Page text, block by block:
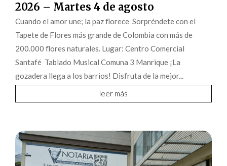
2026 – Martes 4 de agosto
Cuando el amor une; la paz florece Sorpréndete con el
Tapete de Flores más grande de Colombia con más de
200.000 flores naturales. Lugar: Centro Comercial
Santafé Tablado Musical Comuna 3 Manrique ¡La
gozadera llega a los barrios! Disfruta de la mejor...
leer más